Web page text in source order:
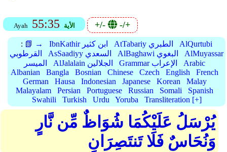
Ayah 55:35 الأية +/- -/+
: 📗 → IbnKathir ابن كثير AtTabariy الطبري
AlQurtubi
القرطوبي
AsSaadiyy السعدي AlBaghawi البغوي
AlMuyassar
الميسر
AlJalalain الجلالين Grammar الإعراب
Arabic
Albanian
Bangla Bosnian Chinese Czech English
French
German
Hausa Indonesian Japanese Korean
Malay
Malayalam
Persian Portuguese Russian Somali
Spanish
Swahili
Turkish Urdu Yoruba Transliteration [+]
يُرْسَلُ عَلَيْكُمَا شُوَاظٌ مِّن نَّارٍ
وَنُحَاسٌ فَلَا تَنتَصِرَانِ